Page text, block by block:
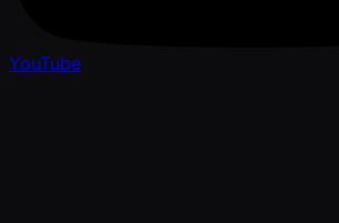
YouTube